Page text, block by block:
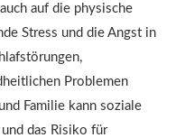
auf die physische
Stress und die Angst in
Problemen
Familie kann soziale
das Risiko für